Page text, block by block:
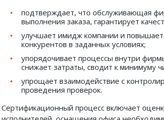
подтверждает, что обслуживающая
выполнения заказа, гарантирует
улучшает имидж компании и повышает
конкурентов в заданных условиях;
упорядочивает процессы внутри
снижает затраты, сводит к минимуму
упрощает взаимодействие с
проведения проверок.
Сертификационный процесс включает